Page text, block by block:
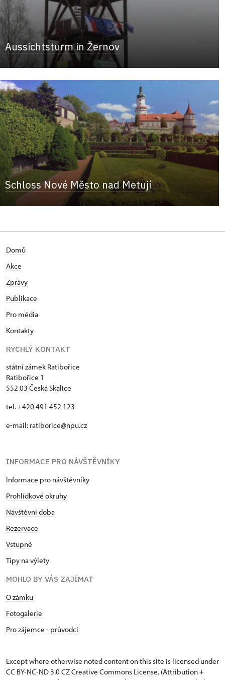
Aussichtsturm in Žernov
Schloss Nové Město nad Metují
Domů
Akce
Zprávy
Publikace
Pro média
Kontakty
RYCHLÝ KONTAKT
státní zámek Ratibořice
Ratibořice 1
552 03 Česká Skalice
tel. +420 491 452 123
e-mail: ratiborice@npu.cz
INFORMACE PRO NÁVŠTĚVNÍKY
Informace pro návštěvníky
Prohlídkové okruhy
Návštěvní doba
Rezervace
Vstupné
Tipy na výlety
MOHLO BY VÁS ZAJÍMAT
O zámku
Fotogalerie
Pro zájemce - průvodci
Except where otherwise noted content on this site is licensed under
CC BY-NC-ND 3.0 CZCreative Commons License. (Attribution +